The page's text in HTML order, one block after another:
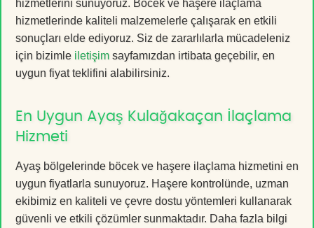
hizmetlerini sunuyoruz. Böcek ve haşere ilaçlama
hizmetlerinde kaliteli malzemelerle çalışarak en etkili
sonuçları elde ediyoruz. Siz de zararlılarla mücadeleniz
için bizimle iletişim sayfamızdan irtibata geçebilir, en
uygun fiyat teklifini alabilirsiniz.
En Uygun Ayaş Kulağakaçan İlaçlama
Hizmeti
Ayaş bölgelerinde böcek ve haşere ilaçlama hizmetini en
uygun fiyatlarla sunuyoruz. Haşere kontrolünde, uzman
ekibimiz en kaliteli ve çevre dostu yöntemleri kullanarak
güvenli ve etkili çözümler sunmaktadır. Daha fazla bilgi